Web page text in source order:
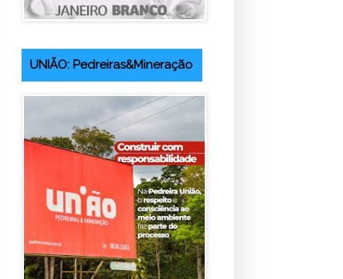
UNIÃO: Pedreiras&Mineração